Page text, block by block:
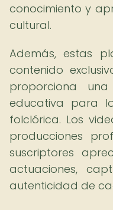
conocimiento y
cultural.
Además, estas
contenido
proporciona
educativa para
folclórica. Los
producciones
suscriptores
actuaciones,
autenticidad de